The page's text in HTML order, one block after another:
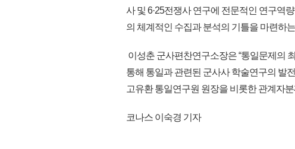
사 및 6·25전쟁사 연구에 전문적인 연구역
의 체계적인 수집과 분석의 기틀을 마련하
이성춘 군사편찬연구소장은 “통일문제의
통해 통일과 관련된 군사사 학술연구의 발
고유환 통일연구원 원장을 비롯한 관계자
코나스 이숙경 기자